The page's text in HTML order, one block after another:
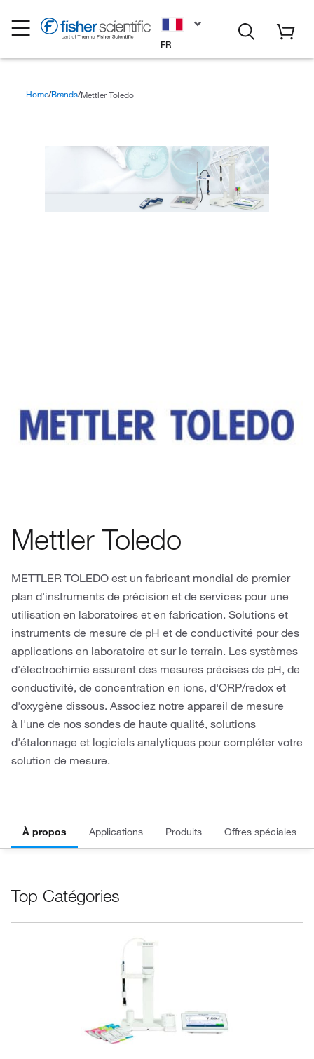
FR
Home Brands Mettler Toledo
Mettler Toledo
METTLER TOLEDO est un fabricant mondial de premier
plan d'instruments de précision et de services pour une
utilisation en laboratoires et en fabrication. Solutions et
instruments de mesure de pH et de conductivité pour des
applications en laboratoire et sur le terrain. Les systèmes
d'électrochimie assurent des mesures précises de pH, de
conductivité, de concentration en ions, d'ORP/redox et
d'oxygène dissous. Associez notre appareil de mesure
à l'une de nos sondes de haute qualité, solutions
d'étalonnage et logiciels analytiques pour compléter votre
solution de mesure.
À propos Applications Produits Offres spéciales
Top Catégories